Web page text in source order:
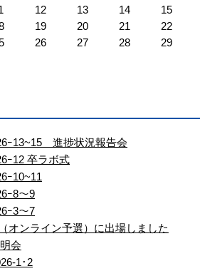
12 13 14
15
19 20 21
22
26 27 28
29
ｰ13~15 進捗状況報告会
ｰ12 卒ラボ式
ｰ10~11
ｰ8～9
ｰ3～7
オンライン予選）に出場しました
会
1･2